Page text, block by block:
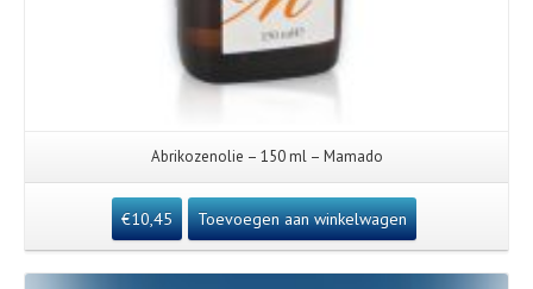
Abrikozenolie – 150 ml – Mamado
€10,45 Toevoegen aan winkelwagen